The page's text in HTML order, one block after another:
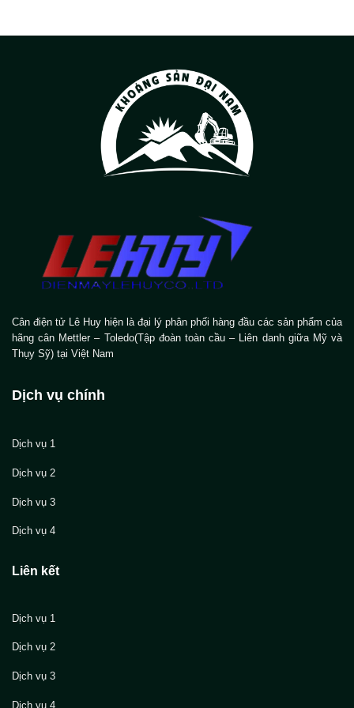
Cân điện tử Lê Huy hiện là đại lý phân phối hàng đầu các sản phẩm của
hãng cân Mettler – Toledo(Tập đoàn toàn cầu – Liên danh giữa Mỹ và
Thụy Sỹ) tại Việt Nam
Dịch vụ chính
Dịch vụ 1
Dịch vụ 2
Dịch vụ 3
Dịch vụ 4
Liên kết
Dịch vụ 1
Dịch vụ 2
Dịch vụ 3
Dịch vụ 4